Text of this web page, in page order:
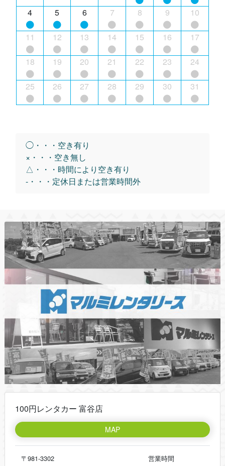
4 5 6 7 8 9 10
11 12 13 14 15 16 17
18 19 20 21 22 23 24
25 26 27 28 29 30 31
◯・・・空き有り
×・・・空き無し
△・・・時間により空き有り
-・・・定休日または営業時間外
100円レンタカー 富谷店
MAP
〒981-3302
営業時間